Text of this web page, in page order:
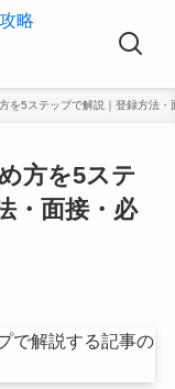
を5ステップで解説｜登録方法・
方を5ステ
・面接・必